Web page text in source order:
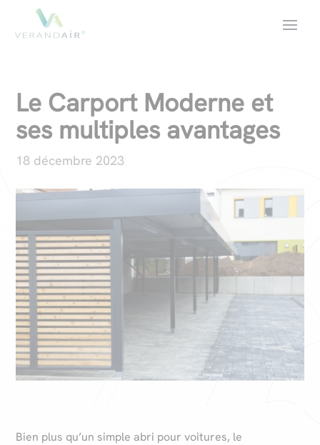
Le Carport Moderne et
ses multiples avantages
18 décembre 2023
Bien plus qu’un simple abri pour voitures, le